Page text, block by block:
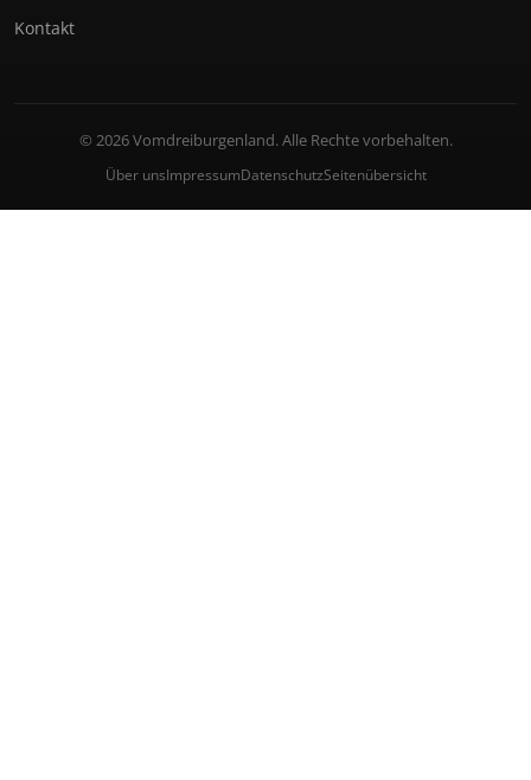
Kontakt
© 2026 Vomdreiburgenland. Alle Rechte vorbehalten.
Über unsImpressumDatenschutzSeitenübersicht